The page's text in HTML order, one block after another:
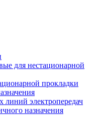
для нестационарной
прокладки
электропередач
назначения